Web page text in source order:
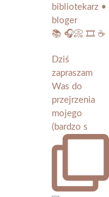
bibliotekarz •
bloger
📚 🎧📀 🎞️ ☕️
Dziś
zapraszam
Was do
przejrzenia
mojego
(bardzo s